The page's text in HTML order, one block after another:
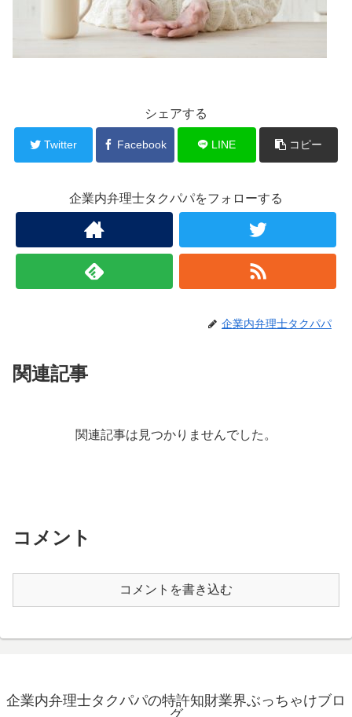
シェアする
Twitter Facebook LINE コピー
企業内弁理士タクパパをフォローする
企業内弁理士タクパパ
関連記事
関連記事は見つかりませんでした。
コメント
コメントを書き込む
企業内弁理士タクパパの特許知財業界ぶっちゃけブロ